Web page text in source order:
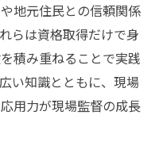
地元住民との信頼関係
らは資格取得だけで身
積み重ねることで実践
い知識とともに、現場
用力が現場監督の成長